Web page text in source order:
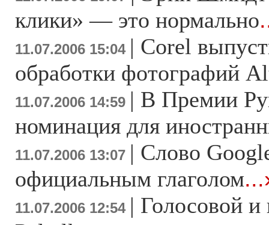
клики» — это нормально
11.07.2006 15:04 | Corel
обработки фотографий
11.07.2006 14:59 | В Премии
номинация для
11.07.2006 13:07 | Слово
официальным глаголом
11.07.2006 12:54 | Голосовой и